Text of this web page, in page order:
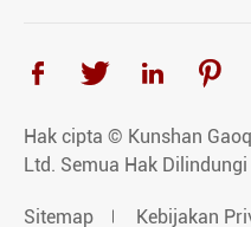
   
Hak cipta © Kunshan
Ltd. Semua Hak
Sitemap Kebijakan